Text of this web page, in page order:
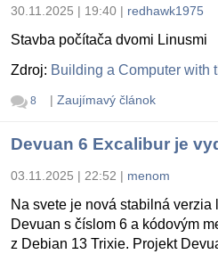
30.11.2025 | 19:40 | redhawk1975
Stavba počítača dvomi Linusmi
Zdroj: Building a Computer with
8 | Zaujímavý článok
Devuan 6 Excalibur je
03.11.2025 | 22:52 | menom
Na svete je nová stabilná
Devuan s číslom 6 a kódovým
z Debian 13 Trixie. Projekt